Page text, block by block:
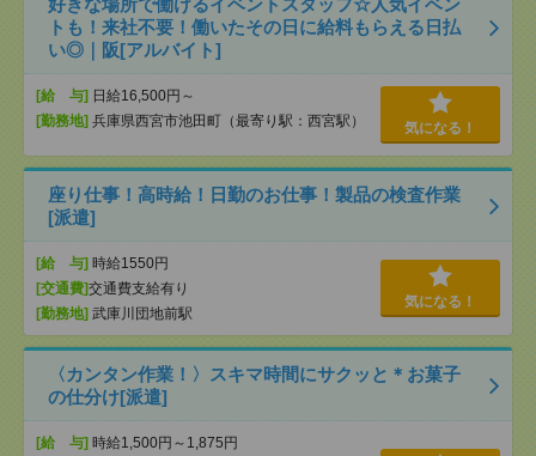
好きな場所で働けるイベントスタッフ☆人気イベン
トも！来社不要！働いたその日に給料もらえる日払
い◎｜阪[アルバイト]
[給 与] 日給16,500円～
[勤務地] 兵庫県西宮市池田町（最寄り駅：西宮駅） 気になる！
座り仕事！高時給！日勤のお仕事！製品の検査作業
[派遣]
[給 与] 時給1550円
[交通費]交通費支給有り
[勤務地] 武庫川団地前駅
気になる！
〈カンタン作業！〉スキマ時間にサクッと＊お菓子
の仕分け[派遣]
[給 与] 時給1,500円～1,875円